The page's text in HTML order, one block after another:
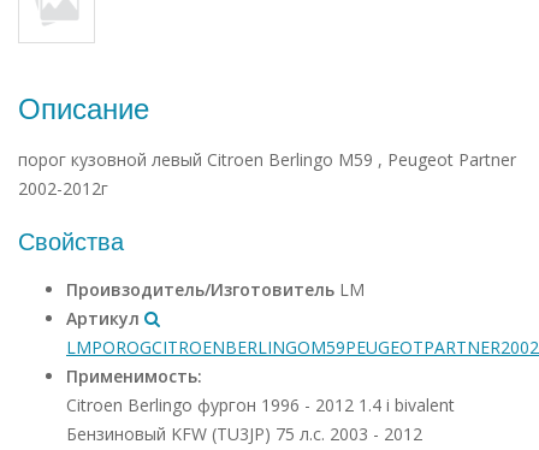
Описание
порог кузовной левый Citroen Berlingo М59 , Peugeot Partner
2002-2012г
Свойства
Проивзодитель/Изготовитель LM
Артикул
Применимость:
Citroen Berlingo фургон 1996 - 2012 1.4 i bivalent
Бензиновый KFW (TU3JP) 75 л.с. 2003 - 2012